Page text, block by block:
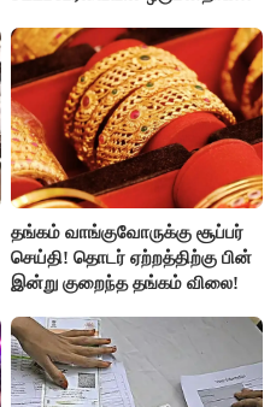
தங்கம் வாங்குவோருக்கு சூப்பர்
செய்தி! தொடர் ஏற்றத்திற்கு பின்
இன்று குறைந்த தங்கம் விலை!